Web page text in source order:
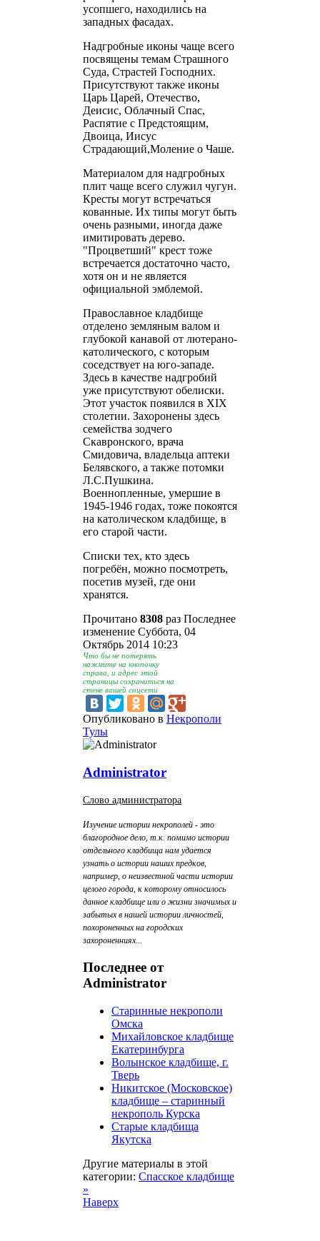
усопшего, находились на
западных фасадах.
Надгробные иконы чаще всего
посвящены темам Страшного
Суда, Страстей Господних.
Присутствуют также иконы
Царь Царей, Отечество,
Деисис, Облачный Спас,
Распятие с Предстоящим,
Двоица, Иисус
Страдающий,Моление о Чаше.
Материалом для надгробных
плит чаще всего служил чугун.
Кресты могут встречаться
кованные. Их типы могут быть
очень разными, иногда даже
имитировать дерево.
"Процветший" крест тоже
встречается достаточно часто,
хотя он и не является
официальной эмблемой.
Православное кладбище
отделено земляным валом и
глубокой канавой от лютерано-
католического, с которым
соседствует на юго-западе.
Здесь в качестве надгробий
уже присутствуют обелиски.
Этот участок появился в XIX
столетии. Захоронены здесь
семейства зодчего
Скавронского, врача
Смидовича, владельца аптеки
Белявского, а также потомки
Л.С.Пушкина.
Военнопленные, умершие в
1945-1946 годах, тоже покоятся
на католическом кладбище, в
его старой части.
Списки тех, кто здесь
погребён, можно посмотреть,
посетив музей, где они
хранятся.
Прочитано 8308 раз Последнее
изменение Суббота, 04
Октябрь 2014 10:23
Что бы не потерять
нажмите на кнопочку
справа, и адрес этой
страницы сохраниться на
стене вашей соцсети
Опубликовано в Некрополи
Тулы
Administrator
Слово администратора
Изучение истории некрополей - это
благородное дело, т.к. помимо истории
отдельного кладбища нам удается
узнать о истории наших предков,
например, о неизвестной части истории
целого города, к которому относилось
данное кладбище или о жизни значимых и
забытых в нашей истории личностей,
похороненных на городских
захороненниях...
Последнее от
Administrator
Старинные некрополи
Омска
Михайловское кладбище
Екатеринбурга
Волынское кладбище, г.
Тверь
Никитское (Московское)
кладбище – старинный
некрополь Курска
Старые кладбища
Якутска
Другие материалы в этой
категории: Спасское кладбище
»
Наверх